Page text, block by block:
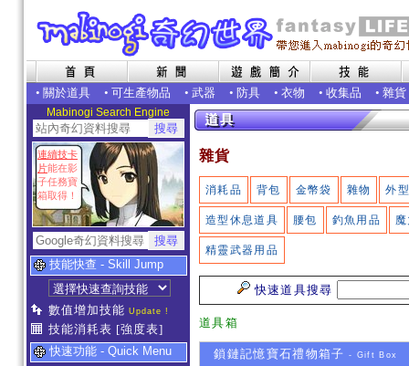
• 關於道具 • 可生產物品 • 武器 • 防具 • 衣物 • 收集品 • 雜貨
Mabinogi Search Engine
連續技卡
片能在影
子任務寶
箱取得！
技能快查 - Skill Jump
數值增加技能 Update !
技能消耗表 [強度表]
快速功能 - Quick Menu
雜貨
消耗品 背包 金幣袋 雜物 外
造型休息道具 腰包 釣魚用品
精靈武器用品
快速道具搜尋
道具箱
鎖鏈記憶寶石禮物箱子 - Gift Box